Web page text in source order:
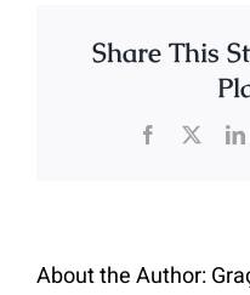
Share This
About the Author: